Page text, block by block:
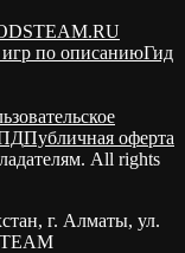
по описаниюГид
ПДПубличная оферта
All rights
г. Алматы, ул.